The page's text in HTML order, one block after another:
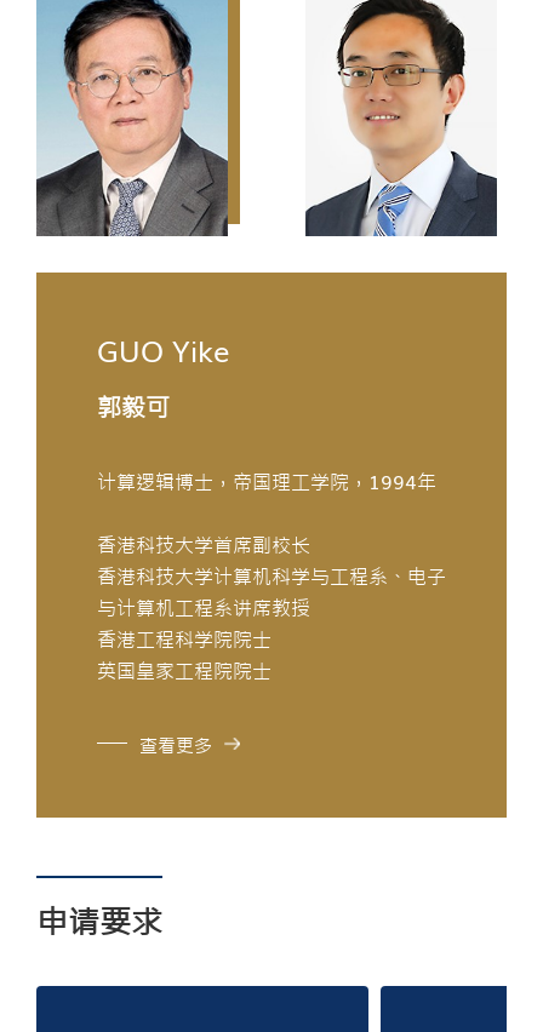
GUO Yike
郭毅可
计算逻辑博士，帝国理工学院，1994年
香港科技大学首席副校长
香港科技大学计算机科学与工程系、电子
与计算机工程系讲席教授
香港工程科学院院士
英国皇家工程院院士
查看更多
申请要求